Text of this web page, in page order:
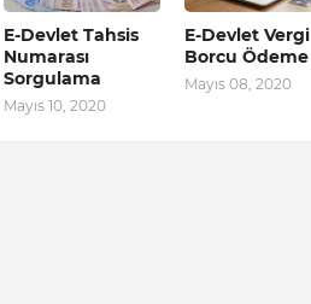
E-Devlet Tahsis
Numarası
Sorgulama
Mayıs 10, 2020
E-Devlet Vergi
Borcu Ödeme
Mayıs 08, 2020